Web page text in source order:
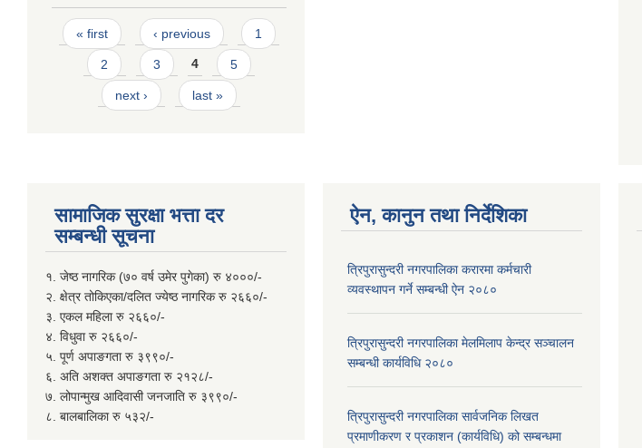
Pages
« first ‹ previous 1
2 3 4 5
next › last »
सामाजिक सुरक्षा भत्ता दर
सम्बन्धी सूचना
१. जेष्ठ नागरिक (७० वर्ष उमेर पुगेका) रु ४०००/-
२. क्षेत्र तोकिएका/दलित ज्येष्ठ नागरिक रु २६६०/-
३. एकल महिला रु २६६०/-
४. विधुवा रु २६६०/-
५. पूर्ण अपाङगता रु ३९९०/-
६. अति अशक्त अपाङगता रु २१२८/-
७. लोपान्मुख आदिवासी जनजाति रु ३९९०/-
८. बालबालिका रु ५३२/-
ऐन, कानुन तथा निर्देशिका
त्रिपुरासुन्दरी नगरपालिका करारमा कर्मचारी
व्यवस्थापन गर्ने सम्बन्धी ऐन २०८०
त्रिपुरासुन्दरी नगरपालिका मेलमिलाप केन्द्र सञ्चालन
सम्बन्धी कार्यविधि २०८०
त्रिपुरासुन्दरी नगरपालिका सार्वजनिक लिखत
प्रमाणीकरण र प्रकाशन (कार्यविधि) को सम्बन्धमा